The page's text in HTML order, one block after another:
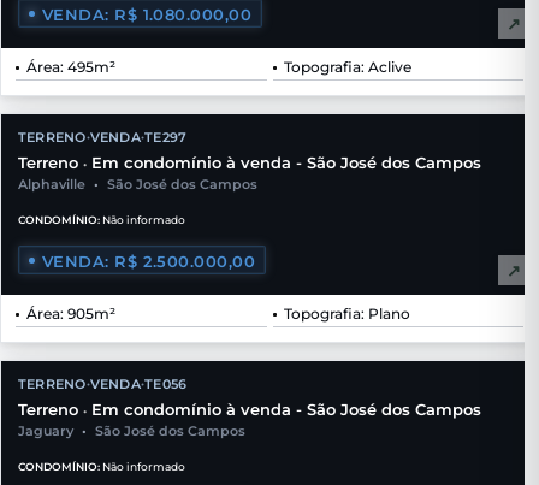
VENDA: R$ 1.080.000,00 ↗
Área: 495m² Topografia: Aclive
TERRENO•VENDA•TE297
Terreno • Em condomínio à venda - São José dos Campos
Alphaville • São José dos Campos
CONDOMÍNIO: Não informado
VENDA: R$ 2.500.000,00 ↗
Área: 905m² Topografia: Plano
TERRENO•VENDA•TE056
Terreno • Em condomínio à venda - São José dos Campos
Jaguary • São José dos Campos
CONDOMÍNIO: Não informado